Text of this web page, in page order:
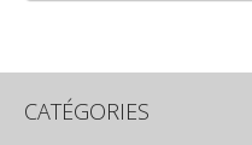
CATÉGORIES